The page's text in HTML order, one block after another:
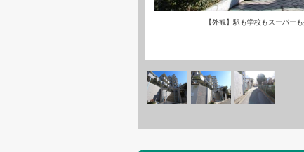
【外観】駅も学校もスーパー